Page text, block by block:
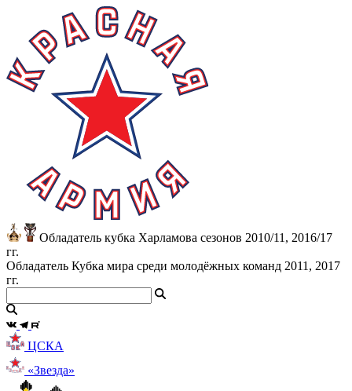
Обладатель кубка Харламова сезонов 2010/11, 2016/17
гг.
Обладатель Кубка мира среди молодёжных команд 2011, 2017
гг.
ЦСКА
«Звезда»